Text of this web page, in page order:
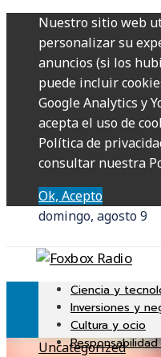
Nuestro sitio web
personalizar su
anuncios (si los
puede incluir
Google Analytics y
acepta el uso de
Política de
consultar nuestra
Ok, Acepto
domingo, agosto 9
Ciencia y
Inversiones y
Cultura y ocio
Uncategorized